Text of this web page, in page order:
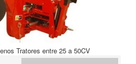
Tratores entre 25 a 50CV